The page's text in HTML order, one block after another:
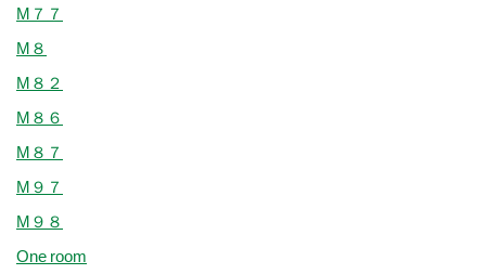
M７７
M８
M８２
M８６
M８７
M９７
M９８
One room